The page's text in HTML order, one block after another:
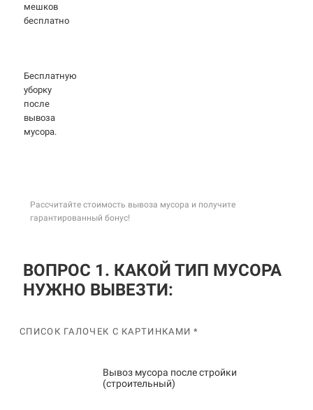
мешков
бесплатно
Бесплатную
уборку
после
вывоза
мусора.
Рассчитайте стоимость вывоза мусора и получите
гарантированный бонус!
ВОПРОС 1. КАКОЙ ТИП МУСОРА
НУЖНО ВЫВЕЗТИ:
СПИСОК ГАЛОЧЕК С КАРТИНКАМИ *
Вывоз мусора после стройки
(строительный)